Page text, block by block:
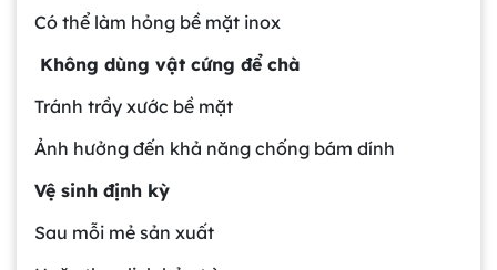
Có thể làm hỏng bề mặt inox
Không dùng vật cứng để chà
Tránh trầy xước bề mặt
Ảnh hưởng đến khả năng chống bám dính
Vệ sinh định kỳ
Sau mỗi mẻ sản xuất